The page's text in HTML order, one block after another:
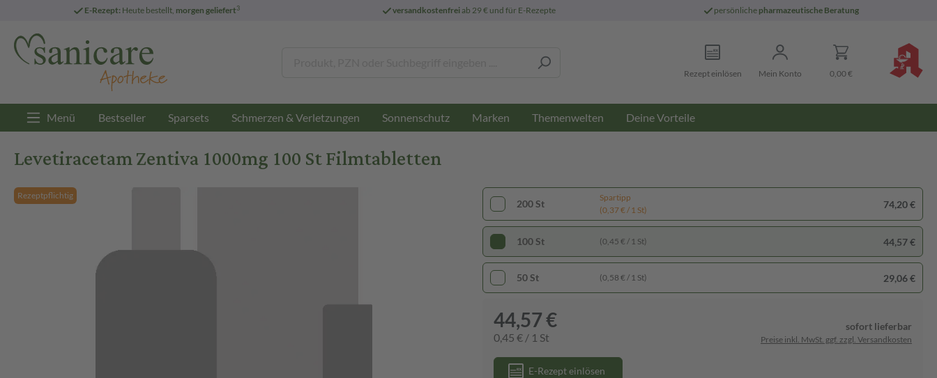
E-Rezept: Heute bestellt, morgen geliefert3 versandkostenfreiab 29 € und für E-Rezepte persönliche pharmazeutische Beratung
Rezept einlösen Mein Konto 0,00 €
Menü Bestseller Sparsets Schmerzen & Verletzungen Sonnenschutz Marken Themenwelten Deine Vorteile
Levetiracetam Zentiva 1000mg 100 St Filmtabletten
Rezeptpflichtig
200 St
Spartipp
(0,37 € / 1 St)
74,20 €
100 St (0,45 € / 1 St) 44,57 €
50 St (0,58 € / 1 St) 29,06 €
44,57 €
0,45 € / 1 St
sofort lieferbar
Preise inkl. MwSt. ggf. zzgl. Versandkosten
E-Rezept einlösen